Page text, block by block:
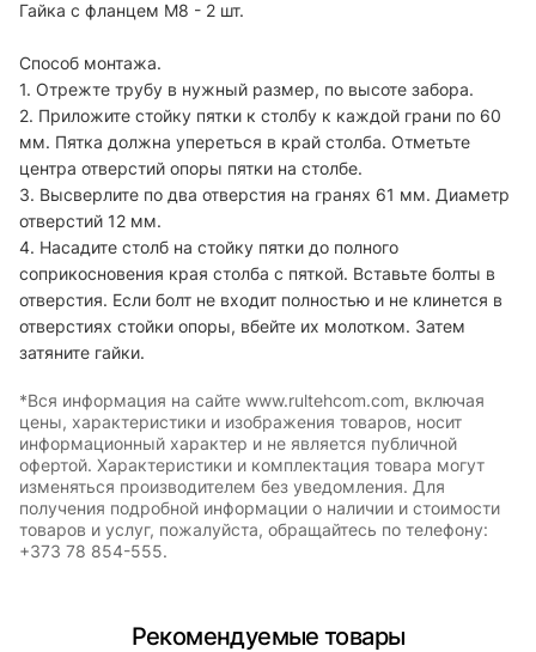
Гайка с фланцем М8 - 2 шт.
Способ монтажа.
1. Отрежте трубу в нужный размер, по высоте забора.
2. Приложите стойку пятки к столбу к каждой грани по 60
мм. Пятка должна упереться в край столба. Отметьте
центра отверстий опоры пятки на столбе.
3. Высверлите по два отверстия на гранях 61 мм. Диаметр
отверстий 12 мм.
4. Насадите столб на стойку пятки до полного
соприкосновения края столба с пяткой. Вставьте болты в
отверстия. Если болт не входит полностью и не клинется в
отверстиях стойки опоры, вбейте их молотком. Затем
затяните гайки.
*Вся информация на сайте www.rultehcom.com, включая
цены, характеристики и изображения товаров, носит
информационный характер и не является публичной
офертой. Характеристики и комплектация товара могут
изменяться производителем без уведомления. Для
получения подробной информации о наличии и стоимости
товаров и услуг, пожалуйста, обращайтесь по телефону:
+373 78 854-555.
Рекомендуемые товары